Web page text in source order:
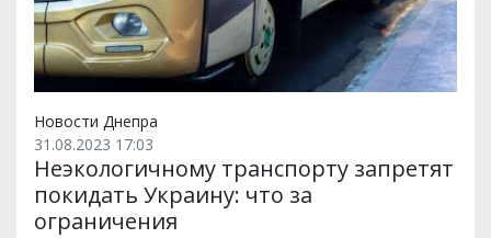
Новости Днепра
31.08.2023 17:03
Неэкологичному транспорту запретят
покидать Украину: что за
ограничения